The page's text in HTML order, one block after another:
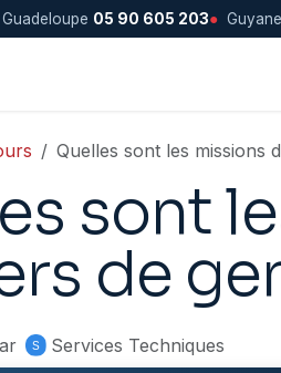
Guadeloupe 05 90 605 203● Guyane
Quelles sont les missions
sont
de
Services Techniques